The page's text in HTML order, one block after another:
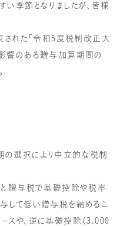
い季節となりましたが、皆様
れた「令和5度税制改正大
響のある贈与加算期間の
選択により中立的な税制
と贈与税で基礎控除や税率
して低い贈与税を納めるこ
スや、逆に基礎控除（3,000